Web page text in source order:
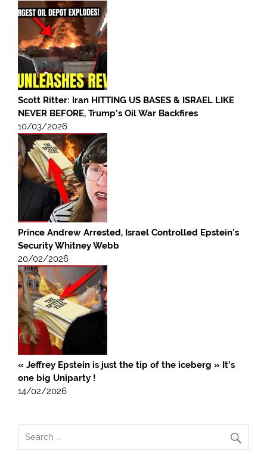
Scott Ritter: Iran HITTING US BASES & ISRAEL LIKE
NEVER BEFORE, Trump’s Oil War Backfires
10/03/2026
Prince Andrew Arrested, Israel Controlled Epstein’s
Security Whitney Webb
20/02/2026
« Jeffrey Epstein is just the tip of the iceberg » It’s
one big Uniparty !
14/02/2026